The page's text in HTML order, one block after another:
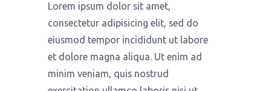
Lorem ipsum dolor sit amet,
consectetur adipisicing elit, sed do
eiusmod tempor incididunt ut labore
et dolore magna aliqua. Ut enim ad
minim veniam, quis nostrud